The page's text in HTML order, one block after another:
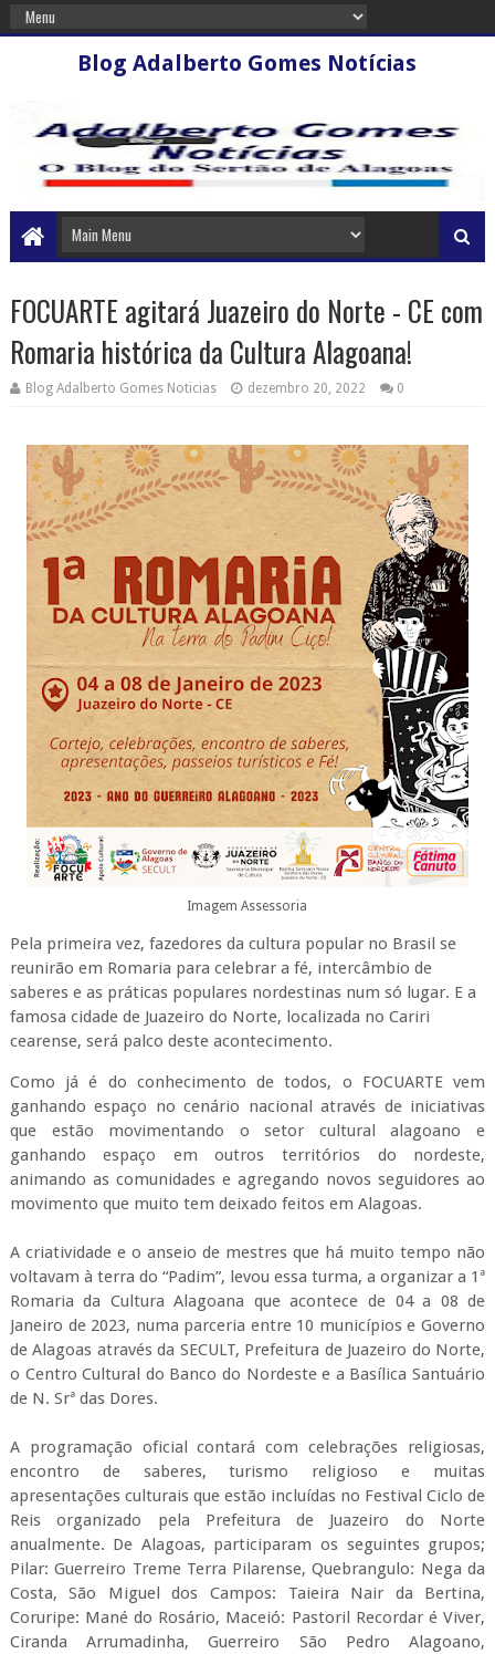
Blog Adalberto Gomes Notícias
FOCUARTE agitará Juazeiro do Norte - CE com
Romaria histórica da Cultura Alagoana!
Blog Adalberto Gomes Noticias dezembro 20, 2022 0
Imagem Assessoria
Pela primeira vez, fazedores da cultura popular no Brasil se
reunirão em Romaria para celebrar a fé, intercâmbio de
saberes e as práticas populares nordestinas num só lugar. E a
famosa cidade de Juazeiro do Norte, localizada no Cariri
cearense, será palco deste acontecimento.
Como já é do conhecimento de todos, o FOCUARTE vem
ganhando espaço no cenário nacional através de iniciativas
que estão movimentando o setor cultural alagoano e
ganhando espaço em outros territórios do nordeste,
animando as comunidades e agregando novos seguidores ao
movimento que muito tem deixado feitos em Alagoas.
A criatividade e o anseio de mestres que há muito tempo não
voltavam à terra do “Padim”, levou essa turma, a organizar a 1ª
Romaria da Cultura Alagoana que acontece de 04 a 08 de
Janeiro de 2023, numa parceria entre 10 municípios e Governo
de Alagoas através da SECULT, Prefeitura de Juazeiro do Norte,
o Centro Cultural do Banco do Nordeste e a Basílica Santuário
de N. Srª das Dores.
A programação oficial contará com celebrações religiosas,
encontro de saberes, turismo religioso e muitas
apresentações culturais que estão incluídas no Festival Ciclo de
Reis organizado pela Prefeitura de Juazeiro do Norte
anualmente. De Alagoas, participaram os seguintes grupos;
Pilar: Guerreiro Treme Terra Pilarense, Quebrangulo: Nega da
Costa, São Miguel dos Campos: Taieira Nair da Bertina,
Coruripe: Mané do Rosário, Maceió: Pastoril Recordar é Viver,
Ciranda Arrumadinha, Guerreiro São Pedro Alagoano,